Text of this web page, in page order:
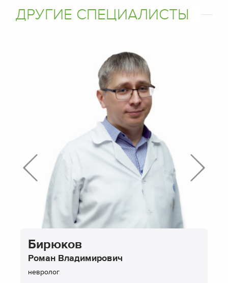
ДРУГИЕ СПЕЦИАЛИСТЫ
Бирюков
Роман Владимирович
невролог